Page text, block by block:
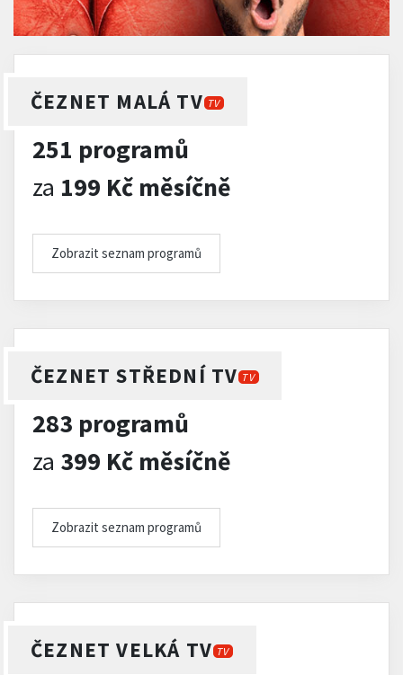
ČEZNET MALÁ TV TV
251 programů
za 199 Kč měsíčně
Zobrazit seznam programů
ČEZNET STŘEDNÍ TV TV
283 programů
za 399 Kč měsíčně
Zobrazit seznam programů
ČEZNET VELKÁ TV TV